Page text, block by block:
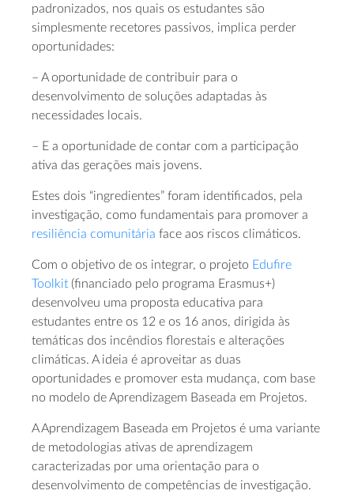
padronizados, nos quais os estudantes são
simplesmente recetores passivos, implica perder
oportunidades:
– A oportunidade de contribuir para o
desenvolvimento de soluções adaptadas às
necessidades locais.
– E a oportunidade de contar com a participação
ativa das gerações mais jovens.
Estes dois “ingredientes” foram identificados, pela
investigação, como fundamentais para promover a
resiliência comunitária face aos riscos climáticos.
Com o objetivo de os integrar, o projeto Edufire
Toolkit (financiado pelo programa Erasmus+)
desenvolveu uma proposta educativa para
estudantes entre os 12 e os 16 anos, dirigida às
temáticas dos incêndios florestais e alterações
climáticas. A ideia é aproveitar as duas
oportunidades e promover esta mudança, com base
no modelo de Aprendizagem Baseada em Projetos.
A Aprendizagem Baseada em Projetos é uma variante
de metodologias ativas de aprendizagem
caracterizadas por uma orientação para o
desenvolvimento de competências de investigação.